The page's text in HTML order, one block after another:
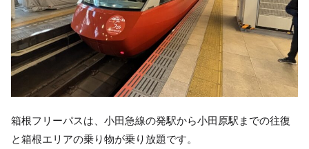
箱根フリーパスは、小田急線の発駅から小田原駅までの往復
と箱根エリアの乗り物が乗り放題です。